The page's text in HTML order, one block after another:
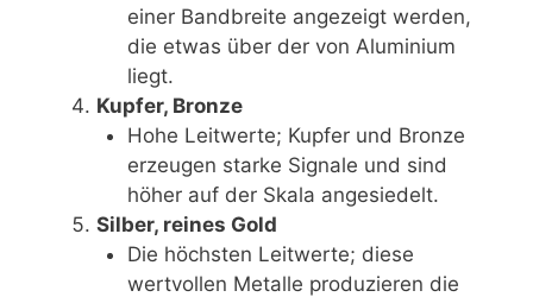
einer Bandbreite angezeigt werden,
die etwas über der von Aluminium
liegt.
Kupfer, Bronze
Hohe Leitwerte; Kupfer und Bronze
erzeugen starke Signale und sind
höher auf der Skala angesiedelt.
Silber, reines Gold
Die höchsten Leitwerte; diese
wertvollen Metalle produzieren die